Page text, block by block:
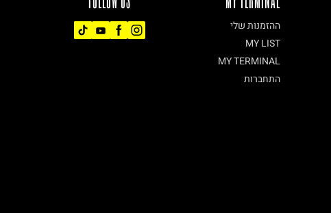
ההזמנות שלי
MY LIST
MY TERMINAL
התחברות